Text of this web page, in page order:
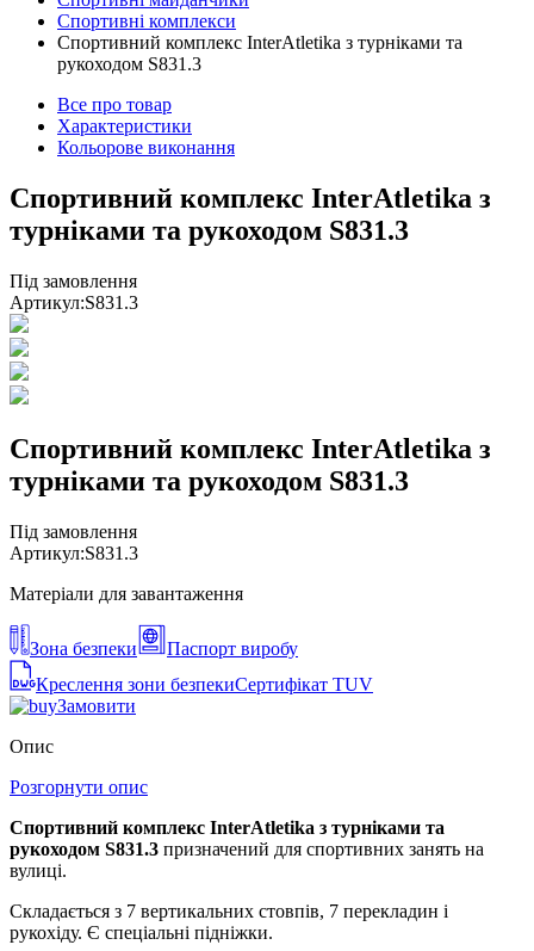
Спортивні комплекси
Спортивний комплекс InterAtletika з турніками та
рукоходом S831.3
Все про товар
Характеристики
Кольорове виконання
Спортивний комплекс InterAtletika з
турніками та рукоходом S831.3
Під замовлення
Артикул:S831.3
Спортивний комплекс InterAtletika з
турніками та рукоходом S831.3
Під замовлення
Артикул:S831.3
Матеріали для завантаження
Зона безпеки
Паспорт виробу
Креслення зони безпекиСертифікат TUV
Замовити
Опис
Розгорнути опис
Спортивний комплекс InterAtletika з турніками та
рукоходом S831.3 призначений для спортивних занять на
вулиці.
Складається з 7 вертикальних стовпів, 7 перекладин і
рукохіду. Є спеціальні підніжки.